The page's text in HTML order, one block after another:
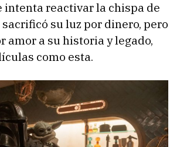
intenta reactivar la chispa de
su luz por dinero, pero
amor a su historia y legado,
como esta.